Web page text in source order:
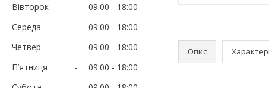
Вівторок
09:00
18:00
Середа
09:00
18:00
Четвер
09:00
18:00
Пʼятниця
09:00
18:00
Опис